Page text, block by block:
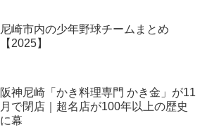
尼崎市内の少年野球チームまとめ
【2025】
阪神尼崎「かき料理専門 かき金」が11
月で閉店｜超名店が100年以上の歴史
に幕